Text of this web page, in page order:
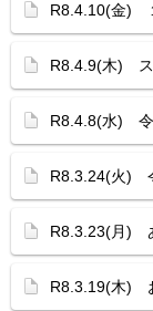
R8.4.10(金)
R8.4.9(木) ス
R8.4.8(水)
R8.3.24(火)
R8.3.23(月)
R8.3.19(木)